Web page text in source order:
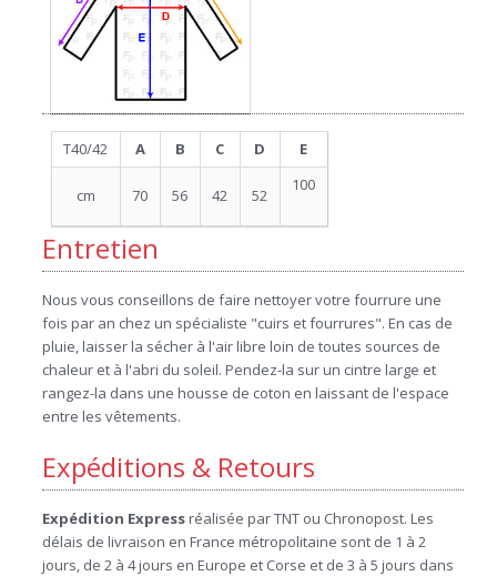
T40/42 A B C D E
cm 70 56 42 52
100
Entretien
Nous vous conseillons de faire nettoyer votre fourrure une
fois par an chez un spécialiste "cuirs et fourrures". En cas de
pluie, laisser la sécher à l'air libre loin de toutes sources de
chaleur et à l'abri du soleil. Pendez-la sur un cintre large et
rangez-la dans une housse de coton en laissant de l'espace
entre les vêtements.
Expéditions & Retours
Expédition Expressréalisée par TNT ou Chronopost. Les
délais de livraison en France métropolitaine sont de 1 à 2
jours, de 2 à 4 jours en Europe et Corse et de 3 à 5 jours dans